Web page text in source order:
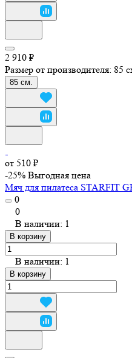
2 910 ₽
Размер от производителя: 85
85 см.
от 510 ₽
-25% Выгодная цена
Мяч для пилатеса STARFIT
0
0
В наличии: 1
В корзину
В наличии: 1
В корзину